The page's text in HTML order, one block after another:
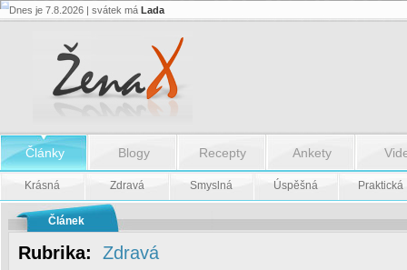
Diety:
Pomerančovo-
Dnes je 7.8.2026 | svátek má Lada
Články Blogy Recepty Ankety
Krásná Zdravá Smyslná Úspěšná Praktická
Článek
Rubrika: Zdravá